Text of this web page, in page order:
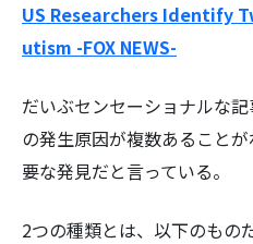
US Researchers Identify
utism -FOX NEWS-
だいぶセンセーショナルな
の発生原因が複数あること
要な発見だと言っている。
2つの種類とは、以下のもの